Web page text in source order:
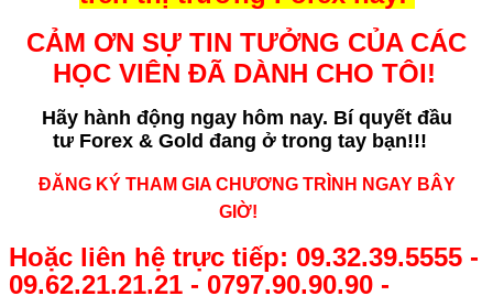
Forex là gì mới có thể tồn tại được
trên thị trường Forex này!
CẢM ƠN SỰ TIN TƯỞNG CỦA CÁC
HỌC VIÊN ĐÃ DÀNH CHO TÔI!
Hãy hành động ngay hôm nay. Bí quyết đầu
tư Forex & Gold đang ở trong tay bạn!!!
GIỜ!